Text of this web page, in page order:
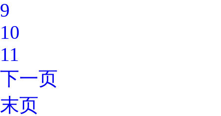
9
10
11
下一页
末页